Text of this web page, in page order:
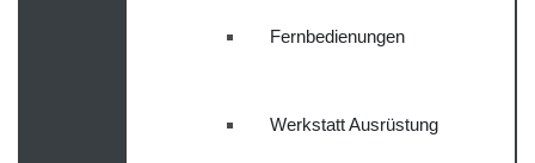
Fernbedienungen
Werkstatt Ausrüstung